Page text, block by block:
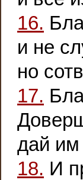
16.
и не
но
17.
дай им
18. И